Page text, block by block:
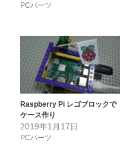
PCパーツ
Raspberry Pi レゴブロックで
ケース作り
2019年1月17日
PCパーツ